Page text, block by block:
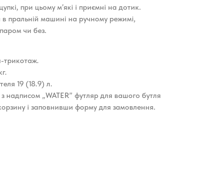
при цьому м’які і приємні на дотик.
в пральній машині на ручному режимі,
чи без.
трикотаж.
19 (18.9) л.
надписом „WATER” футляр для вашого бутля
і заповнивши форму для замовлення.